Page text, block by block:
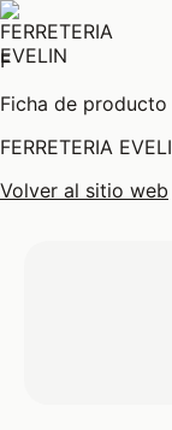
F
Ficha de producto
FERRETERIA
Volver al sitio web